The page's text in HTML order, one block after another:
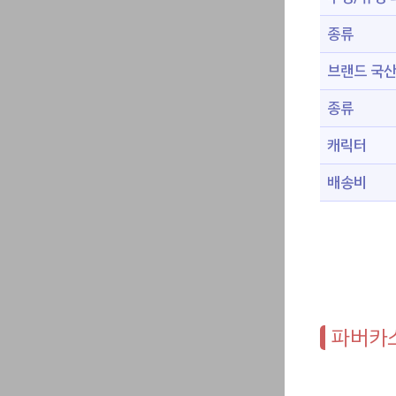
종류
브랜드 국
종류
캐릭터
배송비
파버카